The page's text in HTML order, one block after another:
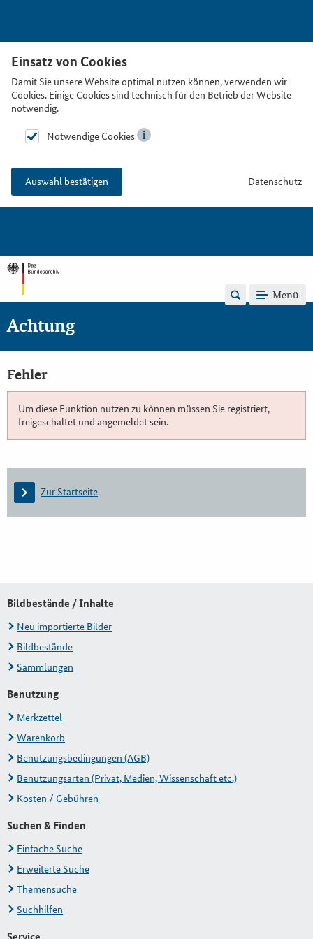
Einsatz von Cookies
Damit Sie unsere Website optimal nutzen können, verwenden wir
Cookies. Einige Cookies sind technisch für den Betrieb der Website
notwendig.
Notwendige Cookies
Auswahl bestätigen Datenschutz
Menü
Achtung
Fehler
Um diese Funktion nutzen zu können müssen Sie registriert,
freigeschaltet und angemeldet sein.
Zur Startseite
Bildbestände / Inhalte
Neu importierte Bilder
Bildbestände
Sammlungen
Benutzung
Merkzettel
Warenkorb
Benutzungsbedingungen (AGB)
Benutzungsarten (Privat, Medien, Wissenschaft etc.)
Kosten / Gebühren
Suchen & Finden
Einfache Suche
Erweiterte Suche
Themensuche
Suchhilfen